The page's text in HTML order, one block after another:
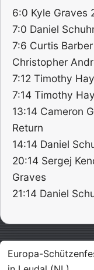
6:0 Kyle Graves
7:0 Daniel
7:6 Curtis
Christopher
7:12 Timothy
7:14 Timothy
13:14 Cameron
Return
14:14 Daniel
20:14 Sergej
Graves
21:14 Daniel
Europa-